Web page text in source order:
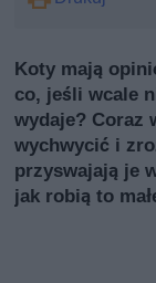
Koty mają
co, jeśli wcale
wydaje? Coraz
wychwycić i
przyswajają je
jak robią to